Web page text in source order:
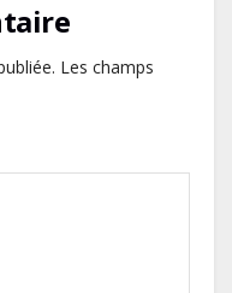
Les champs
de la dette
à 15 607 milliards